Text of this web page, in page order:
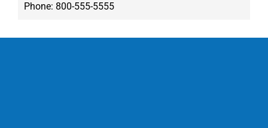
Phone: 800-555-5555